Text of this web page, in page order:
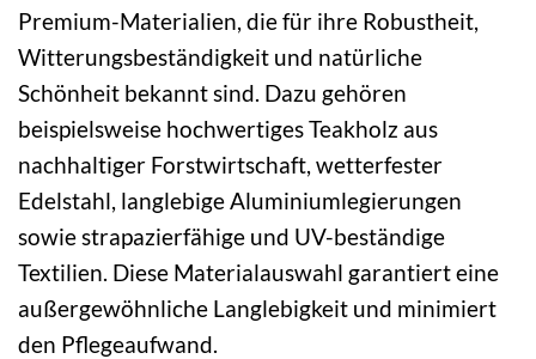
Premium-Materialien, die für ihre Robustheit,
Witterungsbeständigkeit und natürliche
Schönheit bekannt sind. Dazu gehören
beispielsweise hochwertiges Teakholz aus
nachhaltiger Forstwirtschaft, wetterfester
Edelstahl, langlebige Aluminiumlegierungen
sowie strapazierfähige und UV-beständige
Textilien. Diese Materialauswahl garantiert eine
außergewöhnliche Langlebigkeit und minimiert
den Pflegeaufwand.